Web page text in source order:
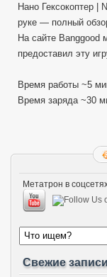
Нано Гексокоптер
руке — полный
На сайте Banggood
предоставил эту
Время работы ~5
Время заряда ~30
Метатрон в
Свежие